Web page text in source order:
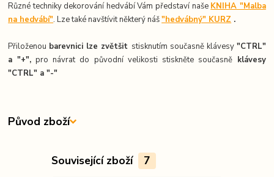
Různé techniky dekorování hedvábí Vám představí naše KNIHA "Malba
na hedvábí". Lze také navštívit některý náš"hedvábný" KURZ .
Přiloženou barevnici lze zvětšit stisknutím současně klávesy "CTRL"
a "+", pro návrat do původní velikosti stiskněte současněklávesy
"CTRL" a "-"
Původ zboží
Související zboží 7